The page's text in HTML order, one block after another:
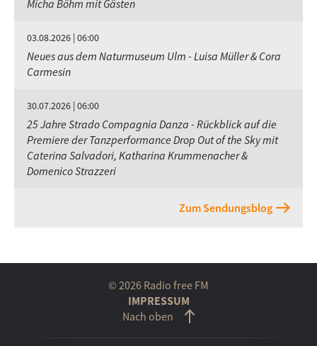
Micha Böhm mit Gästen
03.08.2026 | 06:00
Neues aus dem Naturmuseum Ulm - Luisa Müller & Cora
Carmesin
30.07.2026 | 06:00
25 Jahre Strado Compagnia Danza - Rückblick auf die
Premiere der Tanzperformance Drop Out of the Sky mit
Caterina Salvadori, Katharina Krummenacher &
Domenico Strazzeri
Zum Sendungsblog
© 2026 Radio free FM
IMPRESSUM
Nach oben